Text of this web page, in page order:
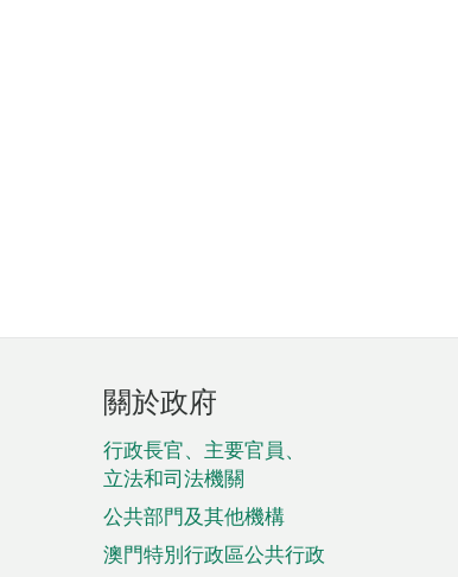
頁
腳
菜
單
關於政府
行政長官、主要官員、
立法和司法機關
公共部門及其他機構
澳門特別行政區公共行政